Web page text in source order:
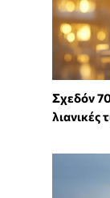
Σχεδόν
λιανικές